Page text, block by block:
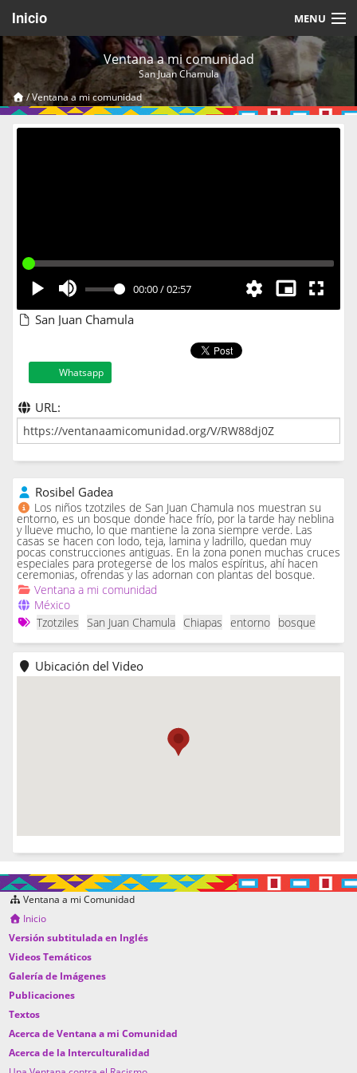
Inicio MENU
Acerca de
Videos Temáticos
Cerrar Sesión
Ventana a mi comunidad
San Juan Chamula
/Ventana a mi comunidad
00:00/02:57
San Juan Chamula
Whatsapp
URL:
Rosibel Gadea
Los niños tzotziles de San Juan Chamula nos muestran su
entorno, es un bosque donde hace frío, por la tarde hay neblina
y llueve mucho, lo que mantiene la zona siempre verde. Las
casas se hacen con lodo, teja, lamina y ladrillo, quedan muy
pocas construcciones antiguas. En la zona ponen muchas cruces
especiales para protegerse de los malos espíritus, ahí hacen
ceremonias, ofrendas y las adornan con plantas del bosque.
Ventana a mi comunidad
México
Tzotziles
San Juan Chamula Chiapas entorno bosque
Ubicación del Video
Ventana a mi Comunidad
Inicio
Versión subtitulada en Inglés
Videos Temáticos
Galería de Imágenes
Publicaciones
Textos
Acerca de Ventana a mi Comunidad
Acerca de la Interculturalidad